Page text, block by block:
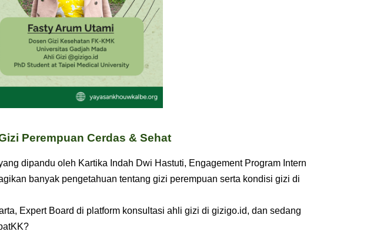
Perempuan Cerdas & Sehat
dipandu oleh Kartika Indah Dwi Hastuti, Engagement Program Intern
banyak pengetahuan tentang gizi perempuan serta kondisi gizi di
Expert Board di platform konsultasi ahli gizi di gizigo.id, dan sedang